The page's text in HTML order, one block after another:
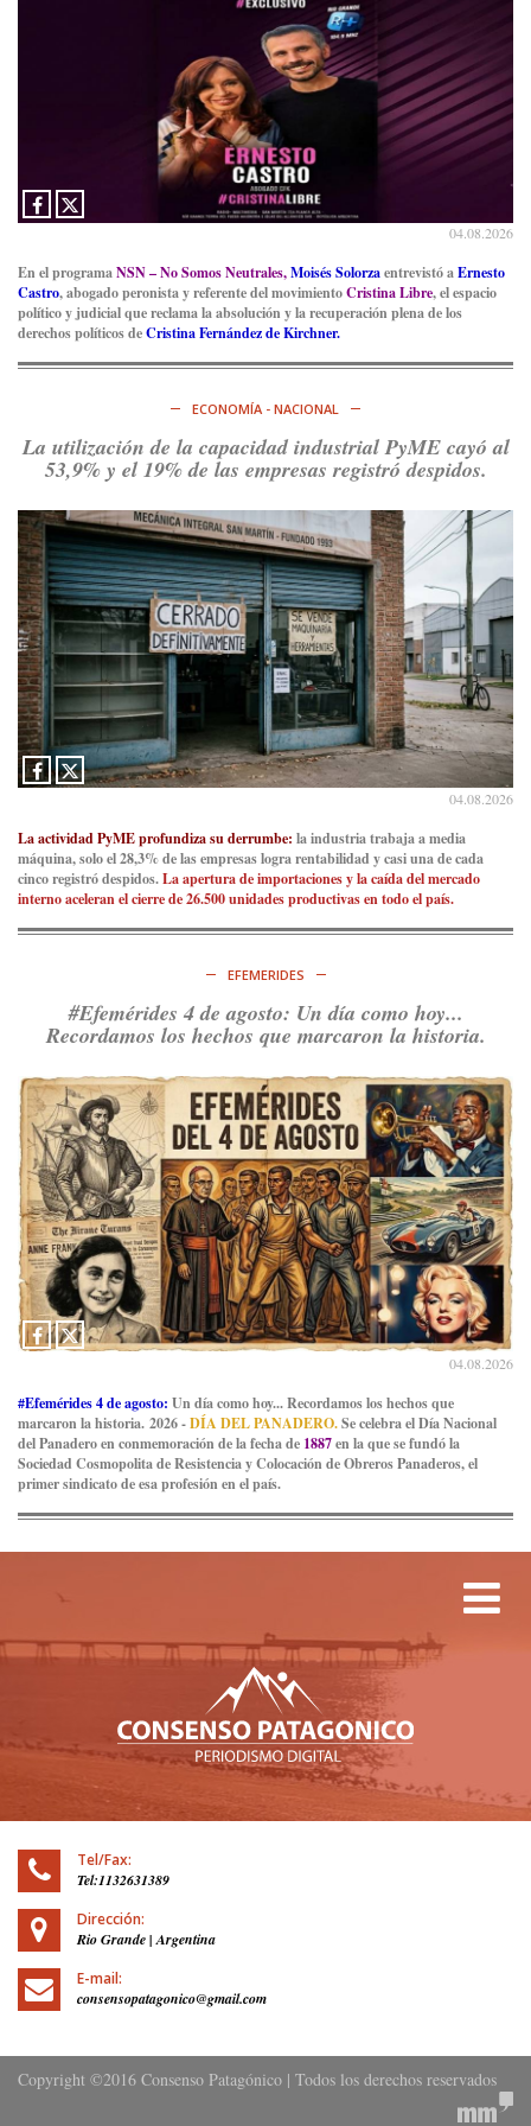
Ver en X
04.08.2026
En el programaNSN – No Somos Neutrales,Moisés Solorzaentrevistó aErnesto
Castro, abogado peronista y referente del movimientoCristina Libre, el espacio
político y judicial que reclama la absolución y la recuperación plena de los
derechos políticos deCristina Fernández de Kirchner.
ECONOMÍA - NACIONAL
La utilización de la capacidad industrial PyME cayó al
53,9% y el 19% de las empresas registró despidos.
04.08.2026
La actividad PyME profundiza su derrumbe: la industria trabaja a media
máquina, solo el 28,3% de las empresas logra rentabilidad y casi una de cada
cinco registró despidos.La apertura de importaciones y la caída del mercado
interno aceleran el cierre de 26.500 unidades productivas en todo el país.
EFEMERIDES
#Efemérides 4 de agosto: Un día como hoy...
Recordamos los hechos que marcaron la historia.
04.08.2026
#Efemérides 4 de agosto: Un día como hoy... Recordamos los hechos que
marcaron la historia. 2026 -DÍA DEL PANADERO.Se celebra el Día Nacional
del Panadero en conmemoración de la fecha de 1887en la que se fundó la
Sociedad Cosmopolita de Resistencia y Colocación de Obreros Panaderos, el
primer sindicato de esa profesión en el país.
Tel/Fax:
Tel:1132631389
Dirección:
Rio Grande | Argentina
E-mail:
consensopatagonico@gmail.com
Copyright ©2016 Consenso Patagónico | Todos los derechos reservados